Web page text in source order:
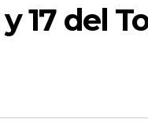
17 del